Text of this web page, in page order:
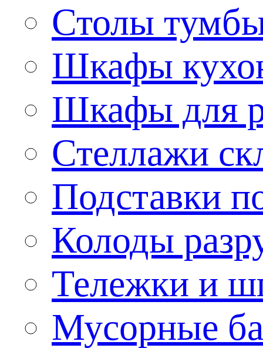
Столы
Шкафы
Шкафы для
Стеллажи
Подставки
Колоды
Тележки и
Мусорные